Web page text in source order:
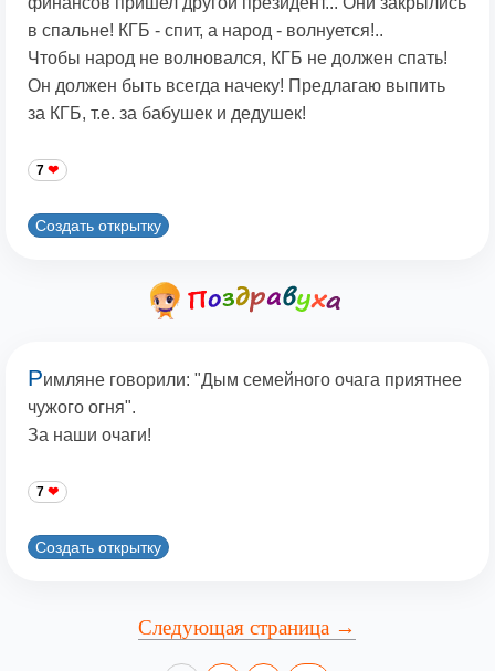
в спальне! КГБ - спит, а народ - волнуется!..
Чтобы народ не волновался, КГБ не должен спать!
Он должен быть всегда начеку! Предлагаю выпить
за КГБ, т.е. за бабушек и дедушек!
7
Создать открытку
Римляне говорили: "Дым семейного очага приятнее
чужого огня".
За наши очаги!
7
Создать открытку
Следующая страница →